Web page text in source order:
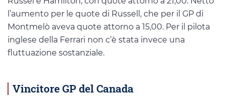
l’aumento per le quote di Russell, che per il GP di
Montmelò aveva quote attorno a 15,00. Per il pilota
inglese della Ferrari non c’è stata invece una
fluttuazione sostanziale.
Vincitore GP del Canada